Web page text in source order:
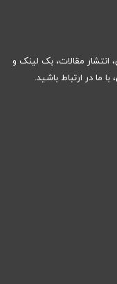
انتشار مقالات، بک لینک و
ما در ارتباط باشید.